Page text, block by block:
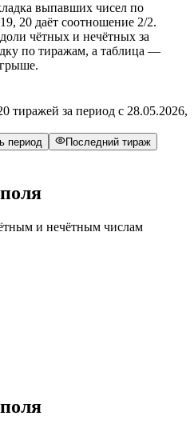
выпавших чисел по
20 даёт соотношение 2/2.
чётных и нечётных за
по тиражам, а таблица —
тиражей за период с 28.05.2026,
период Последний тираж
и нечётным числам